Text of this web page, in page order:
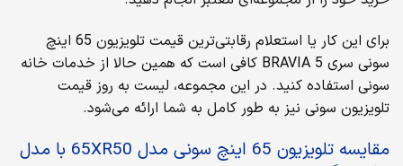
برای این کار یا استعلام رقابتی‌ترین قیمت تلویزیون 65 اینچ
سونی سری BRAVIA 5 کافی است که همین حالا از خدمات خانه
سونی استفاده کنید. در این مجموعه، لیست به روز قیمت
تلویزیون سونی نیز به طور کامل به شما ارائه می‌شود.
مقایسه تلویزیون 65 اینچ سونی مدل 65XR50 با مدل